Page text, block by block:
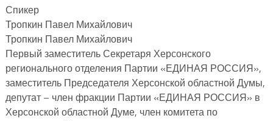
Спикер
Тропкин Павел Михайлович
Тропкин Павел Михайлович
Первый заместитель Секретаря Херсонского
регионального отделения Партии «ЕДИНАЯ РОССИЯ»,
заместитель Председателя Херсонской областной Думы,
депутат – член фракции Партии «ЕДИНАЯ РОССИЯ» в
Херсонской областной Думе, член комитета по